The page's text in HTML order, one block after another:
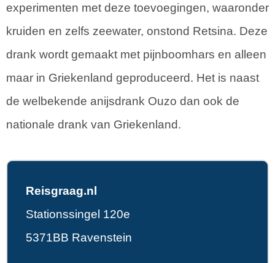
experimenten met deze toevoegingen, waaronder
kruiden en zelfs zeewater, onstond Retsina. Deze
drank wordt gemaakt met pijnboomhars en alleen
maar in Griekenland geproduceerd. Het is naast
de welbekende anijsdrank Ouzo dan ook de
nationale drank van Griekenland.
Reisgraag.nl
Stationssingel 120e
5371BB Ravenstein